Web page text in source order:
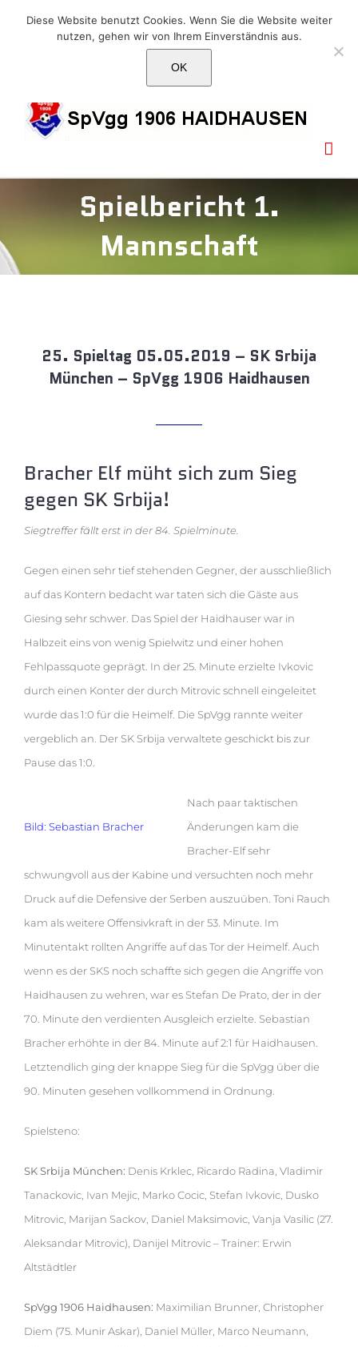
E-Mail: info@1906haidhausen.de
FacebookInstagram
E-
Spielbericht 1.
Mannschaft
25. Spieltag 05.05.2019 – SK Srbija
München – SpVgg 1906 Haidhausen
Bracher Elf müht sich zum Sieg
gegen SK Srbija!
Siegtreffer fällt erst in der 84. Spielminute.
Gegen einen sehr tief stehenden Gegner, der ausschließlich
auf das Kontern bedacht war taten sich die Gäste aus
Giesing sehr schwer. Das Spiel der Haidhauser war in
Halbzeit eins von wenig Spielwitz und einer hohen
Fehlpassquote geprägt. In der 25. Minute erzielte Ivkovic
durch einen Konter der durch Mitrovic schnell eingeleitet
wurde das 1:0 für die Heimelf. Die SpVgg rannte weiter
vergeblich an. Der SK Srbija verwaltete geschickt bis zur
Pause das 1:0.
Bild: Sebastian Bracher
Nach paar taktischen
Änderungen kam die
Bracher-Elf sehr
schwungvoll aus der Kabine und versuchten noch mehr
Druck auf die Defensive der Serben auszuüben. Toni Rauch
kam als weitere Offensivkraft in der 53. Minute. Im
Minutentakt rollten Angriffe auf das Tor der Heimelf. Auch
wenn es der SKS noch schaffte sich gegen die Angriffe von
Haidhausen zu wehren, war es Stefan De Prato, der in der
70. Minute den verdienten Ausgleich erzielte. Sebastian
Bracher erhöhte in der 84. Minute auf 2:1 für Haidhausen.
Letztendlich ging der knappe Sieg für die SpVgg über die
90. Minuten gesehen vollkommend in Ordnung.
Spielsteno:
SK Srbija München: Denis Krklec, Ricardo Radina, Vladimir
Tanackovic, Ivan Mejic, Marko Cocic, Stefan Ivkovic, Dusko
Mitrovic, Marijan Sackov, Daniel Maksimovic, Vanja Vasilic (27.
Aleksandar Mitrovic), Danijel Mitrovic – Trainer: Erwin
Altstädtler
SpVgg 1906 Haidhausen: Maximilian Brunner, Christopher
Diem (75. Munir Askar), Daniel Müller, Marco Neumann,
Diese Website benutzt Cookies. Wenn Sie die Website weiter
nutzen, gehen wir von Ihrem Einverständnis aus.
OK